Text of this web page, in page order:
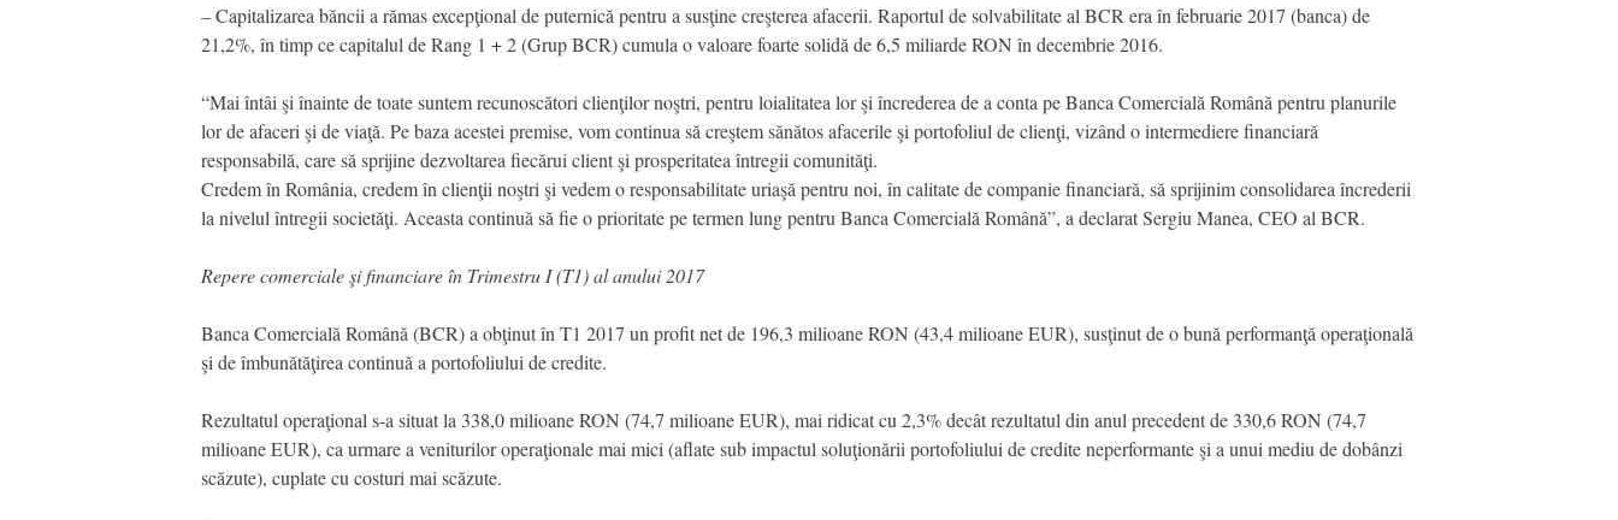
– Capitalizarea băncii a rămas excepţional de puternică pentru a susţine creşterea afacerii. Raportul de solvabilitate al BCR era în februarie 2017 (banca) de
21,2%, în timp ce capitalul de Rang 1 + 2 (Grup BCR) cumula o valoare foarte solidă de 6,5 miliarde RON în decembrie 2016.
“Mai întâi şi înainte de toate suntem recunoscători clienţilor noştri, pentru loialitatea lor şi încrederea de a conta pe Banca Comercială Română pentru planurile
lor de afaceri şi de viaţă. Pe baza acestei premise, vom continua să creştem sănătos afacerile şi portofoliul de clienţi, vizând o intermediere financiară
responsabilă, care să sprijine dezvoltarea fiecărui client şi prosperitatea întregii comunităţi.
Credem în România, credem în clienţii noştri şi vedem o responsabilitate uriaşă pentru noi, în calitate de companie financiară, să sprijinim consolidarea încrederii
la nivelul întregii societăţi. Aceasta continuă să fie o prioritate pe termen lung pentru Banca Comercială Română”, a declarat Sergiu Manea, CEO al BCR.
Repere comerciale şi financiare în Trimestru I (T1) al anului 2017
Banca Comercială Română (BCR) a obţinut în T1 2017 un profit net de 196,3 milioane RON (43,4 milioane EUR), susţinut de o bună performanţă operaţională
şi de îmbunătăţirea continuă a portofoliului de credite.
Rezultatul operaţional s-a situat la 338,0 milioane RON (74,7 milioane EUR), mai ridicat cu 2,3% decât rezultatul din anul precedent de 330,6 RON (74,7
milioane EUR), ca urmare a veniturilor operaţionale mai mici (aflate sub impactul soluţionării portofoliului de credite neperformante şi a unui mediu de dobânzi
scăzute), cuplate cu costuri mai scăzute.